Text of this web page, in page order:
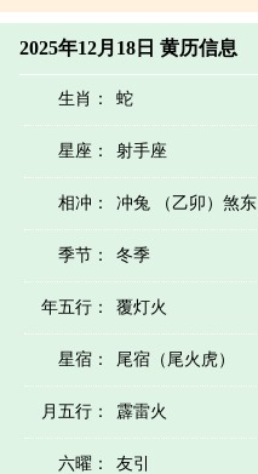
2025年12月18日 黄历信息
生肖： 蛇
星座： 射手座
相冲： 冲兔 （乙卯）煞东
季节： 冬季
年五行： 覆灯火
星宿： 尾宿（尾火虎）
月五行： 霹雷火
六曜： 友引